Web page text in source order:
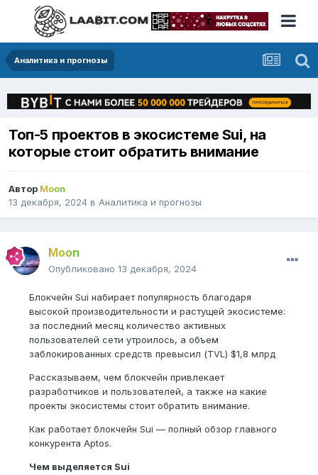
Аналитика и прогнозы
Топ-5 проектов в экосистеме Sui, на
которые стоит обратить внимание
Автор Moon
13 декабря, 2024 в Аналитика и прогнозы
Moon
Опубликовано 13 декабря, 2024
Блокчейн Sui набирает популярность благодаря
высокой производительности и растущей экосистеме:
за последний месяц количество активных
пользователей сети утроилось, а объем
заблокированных средств превысил (TVL) $1,8 млрд
Рассказываем, чем блокчейн привлекает
разработчиков и пользователей, а также на какие
проекты экосистемы стоит обратить внимание.
Как работает блокчейн Sui — полный обзор главного
конкурента Aptos.
Чем выделяется Sui